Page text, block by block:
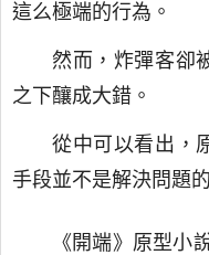
這么極端的行為。
然而，炸彈客卻
之下釀成大錯。
從中可以看出，
手段並不是解決問題
《開端》原型小